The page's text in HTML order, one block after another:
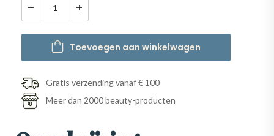
Toevoegen aan winkelwagen
Gratis verzending vanaf € 100
Meer dan 2000 beauty-producten